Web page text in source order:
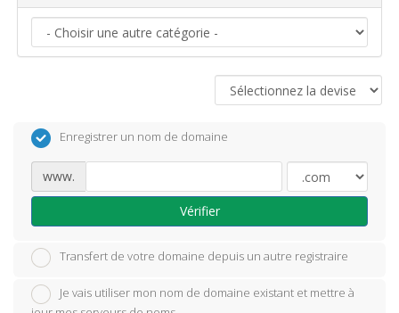
Enregistrer un nom de domaine
www.
Vérifier
Transfert de votre domaine depuis un autre registraire
Je vais utiliser mon nom de domaine existant et mettre à